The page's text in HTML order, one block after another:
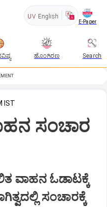
UV English
E-Paper
ಹೊಂಗಿರಣ Search
IST
ಸಂಚಾರ
ವಾಹನ ಓಡಾಟಕ್ಕೆ
ಸಂಚಾರಕ್ಕೆ